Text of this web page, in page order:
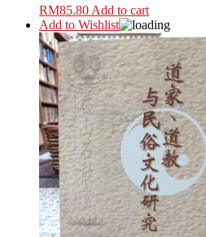
RM85.80 Add to cart
Add to Wishlist